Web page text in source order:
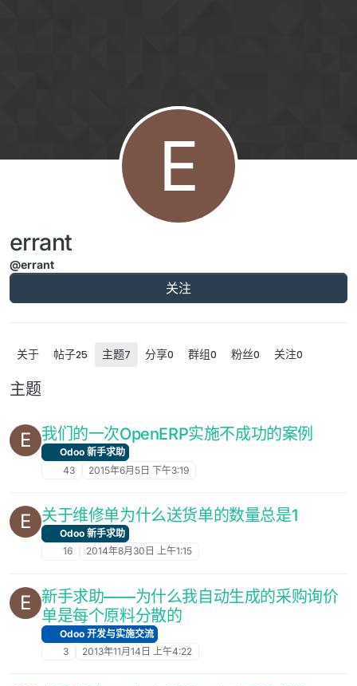
E
errant
@errant
关注
关于 帖子25 主题7 分享0 群组0 粉丝0 关注0
主题
E 我们的一次OpenERP实施不成功的案例
Odoo 新手求助
43
2015年6月5日 下午3:19
E 关于维修单为什么送货单的数量总是1
Odoo 新手求助
16
2014年8月30日 上午1:15
E
新手求助——为什么我自动生成的采购询价
单是每个原料分散的
Odoo 开发与实施交流
3
2013年11月14日 上午4:22